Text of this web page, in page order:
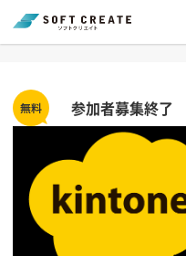
参加者募集終了